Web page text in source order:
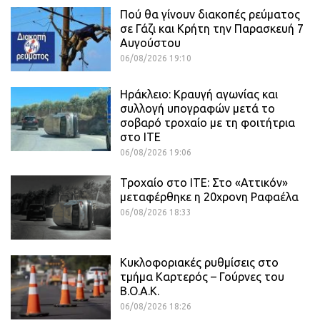
Πού θα γίνουν διακοπές ρεύματος
σε Γάζι και Κρήτη την Παρασκευή 7
Αυγούστου
06/08/2026 19:10
Ηράκλειο: Κραυγή αγωνίας και
συλλογή υπογραφών μετά το
σοβαρό τροχαίο με τη φοιτήτρια
στο ΙΤΕ
06/08/2026 19:06
Τροχαίο στο ΙΤΕ: Στο «Αττικόν»
μεταφέρθηκε η 20χρονη Ραφαέλα
06/08/2026 18:33
Κυκλοφοριακές ρυθμίσεις στο
τμήμα Καρτερός – Γούρνες του
Β.Ο.Α.Κ.
06/08/2026 18:26